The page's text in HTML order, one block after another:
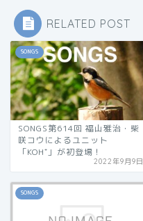
RELATED POST
SONGS
SONGS第614回 福山雅治・柴
咲コウによるユニット
「KOH⁺」が初登場！
2022年9月9日
SONGS